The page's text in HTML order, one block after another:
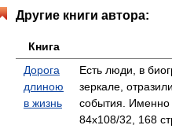
Другие книги автора:
Книга
Дорога
длиною
в жизнь
Есть люди, в
зеркале,
события.
84x108/32, 168